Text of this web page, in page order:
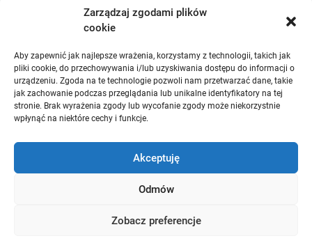
Zarządzaj zgodami plików
cookie
Aby zapewnić jak najlepsze wrażenia, korzystamy z technologii, takich jak
pliki cookie, do przechowywania i/lub uzyskiwania dostępu do informacji o
urządzeniu. Zgoda na te technologie pozwoli nam przetwarzać dane, takie
jak zachowanie podczas przeglądania lub unikalne identyfikatory na tej
stronie. Brak wyrażenia zgody lub wycofanie zgody może niekorzystnie
wpłynąć na niektóre cechy i funkcje.
Akceptuję
Odmów
Zobacz preferencje
O nas